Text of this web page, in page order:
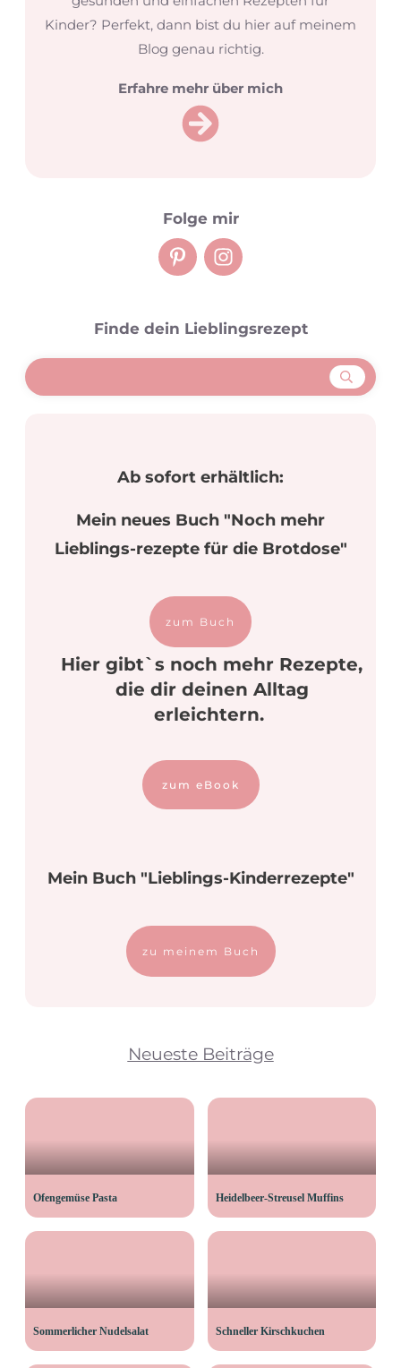
Kinder? Perfekt, dann bist du hier auf meinem
Blog genau richtig.
Erfahre mehr über mich
Folge mir
Finde dein Lieblingsrezept
Ab sofort erhältlich:
Mein neues Buch "Noch mehr
Lieblings-rezepte für die Brotdose"
zum Buch
Hier gibt`s noch mehr Rezepte,
die dir deinen Alltag
erleichtern.
zum eBook
Mein Buch "Lieblings-Kinderrezepte"
zu meinem Buch
Neueste Beiträge
Ofengemüse Pasta Heidelbeer-Streusel Muffins
Sommerlicher Nudelsalat Schneller Kirschkuchen